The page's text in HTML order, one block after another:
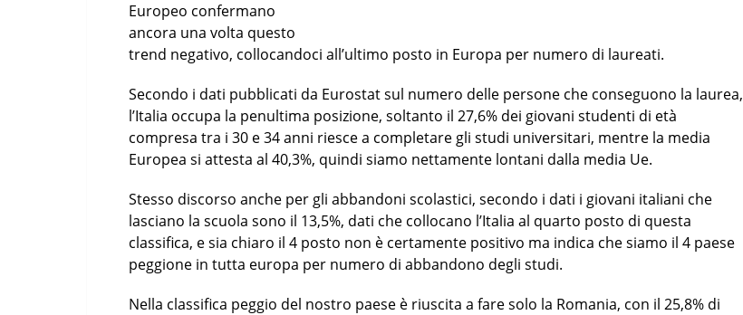
Europeo confermano
ancora una volta questo
trend negativo, collocandoci all’ultimo posto in Europa per numero di laureati.
Secondo i dati pubblicati da Eurostat sul numero delle persone che conseguono la laurea,
l’Italia occupa la penultima posizione, soltanto il 27,6% dei giovani studenti di età
compresa tra i 30 e 34 anni riesce a completare gli studi universitari, mentre la media
Europea si attesta al 40,3%, quindi siamo nettamente lontani dalla media Ue.
Stesso discorso anche per gli abbandoni scolastici, secondo i dati i giovani italiani che
lasciano la scuola sono il 13,5%, dati che collocano l’Italia al quarto posto di questa
classifica, e sia chiaro il 4 posto non è certamente positivo ma indica che siamo il 4 paese
peggione in tutta europa per numero di abbandono degli studi.
Nella classifica peggio del nostro paese è riuscita a fare solo la Romania, con il 25,8% di